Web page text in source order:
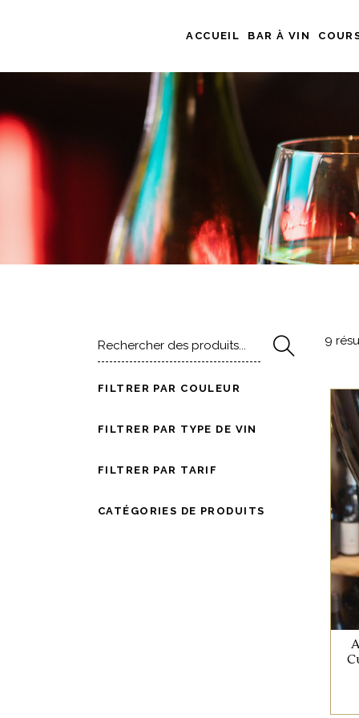
ACCUEIL BAR À VIN
9
pour
FILTRER PAR COULEUR
FILTRER PAR TYPE DE VIN
FILTRER PAR TARIF
CATÉGORIES DE PRODUITS